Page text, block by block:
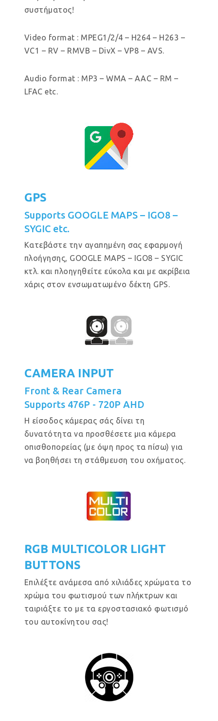
συστήματος!
Video format : MPEG1/2/4 – H264 – H263 –
VC1 – RV – RMVB – DivX – VP8 – AVS.
Audio format : MP3 – WMA – AAC – RM –
LFAC etc.
GPS
Supports GOOGLE MAPS – IGO8 –
SYGIC etc.
Κατεβάστε την αγαπημένη σας εφαρμογή
πλοήγησης, GOOGLE MAPS – IGO8 – SYGIC
κτλ. και πλοηγηθείτε εύκολα και με ακρίβεια
χάρις στον ενσωματωμένο δέκτη GPS.
CAMERA INPUT
Front & Rear Camera
Supports 476P - 720P AHD
Η είσοδος κάμερας σάς δίνει τη
δυνατότητα να προσθέσετε μια κάμερα
οπισθοπορείας (με όψη προς τα πίσω) για
να βοηθήσει τη στάθμευση του οχήματος.
RGB MULTICOLOR LIGHT
BUTTONS
Επιλέξτε ανάμεσα από χιλιάδες χρώματα το
χρώμα του φωτισμού των πλήκτρων και
ταιριάξτε το με τα εργοστασιακό φωτισμό
του αυτοκίνητου σας!